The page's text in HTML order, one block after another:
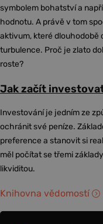
symbolem bohatství a
hodnotu. A právě v tom
aktivum, které dlouhodobě
turbulence. Proč je zlato
roste?
Jak začít
Investování je jedním ze
ochránit své peníze.
preference a stanovit si
měl počítat se třemi
likviditou.
Knihovna vědomostí